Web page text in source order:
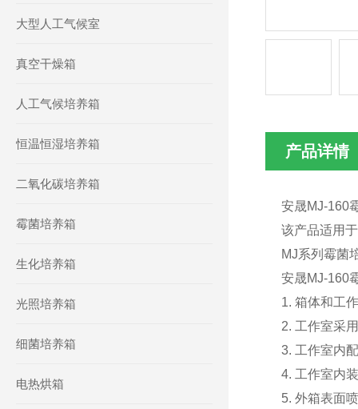
大型人工气候室
真空干燥箱
人工气候培养箱
恒温恒湿培养箱
二氧化碳培养箱
霉菌培养箱
生化培养箱
光照培养箱
细菌培养箱
电热烘箱
产品详情
安晟MJ-160
该产品适用
MJ系列霉菌
安晟MJ-160
1. 箱体和工
2. 工作室采
3. 工作室内
4. 工作室内
5. 外箱表面